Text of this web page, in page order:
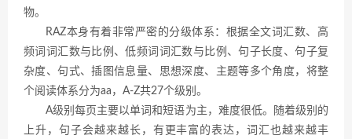
物。
RAZ本身有着非常严密的分级体系：根据全文词汇数、高
频词词汇数与比例、低频词词汇数与比例、句子长度、句子复
杂度、句式、插图信息量、思想深度、主题等多个角度，将整
个阅读体系分为aa，A-Z共27个级别。
A级别每页主要以单词和短语为主，难度很低。随着级别的
上升，句子会越来越长，有更丰富的表达，词汇也越来越丰